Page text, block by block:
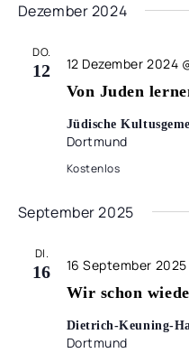
Dezember 2024
DO.
12
Von Juden
12 Dezember 2024
Jüdische
Dortmund
Kostenlos
September 2025
DI.
16
Wir schon
16 September
Dietrich-Keuning-
Dortmund